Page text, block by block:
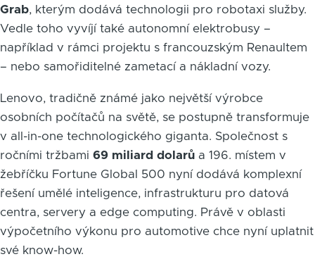
Grab, kterým dodává technologii pro robotaxi služby.
Vedle toho vyvíjí také autonomní elektrobusy –
například v rámci projektu s francouzským Renaultem
– nebo samořiditelné zametací a nákladní vozy.
Lenovo, tradičně známé jako největší výrobce
osobních počítačů na světě, se postupně transformuje
v all-in-one technologického giganta. Společnost s
ročními tržbami 69 miliard dolarů a 196. místem v
žebříčku Fortune Global 500 nyní dodává komplexní
řešení umělé inteligence, infrastrukturu pro datová
centra, servery a edge computing. Právě v oblasti
výpočetního výkonu pro automotive chce nyní uplatnit
své know-how.